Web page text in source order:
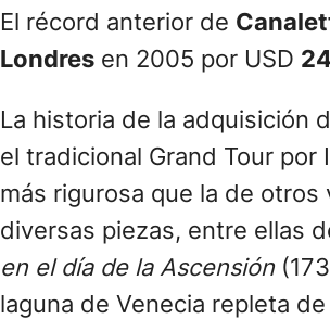
El récord anterior de
Londres en 2005 por USD
La historia de la adquisición
el tradicional Grand Tour
más rigurosa que la de
diversas piezas, entre ellas
en el día de la Ascensión
laguna de Venecia repleta